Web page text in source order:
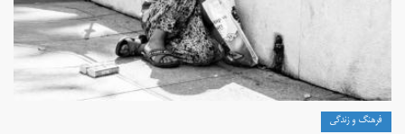
فرهنگ و زندگی